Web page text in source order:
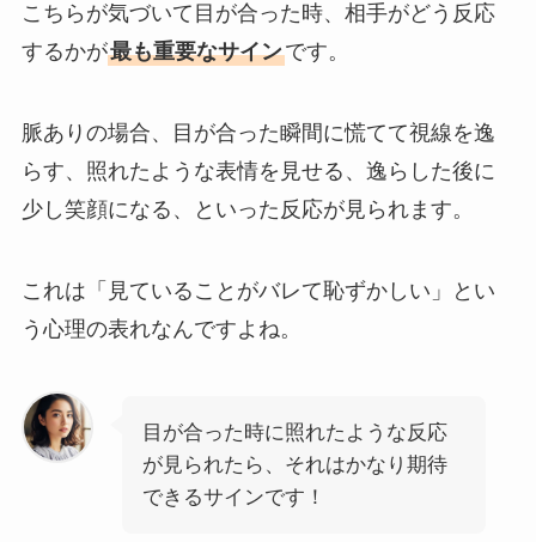
こちらが気づいて目が合った時、相手がどう反応
するかが最も重要なサインです。
脈ありの場合、目が合った瞬間に慌てて視線を逸
らす、照れたような表情を見せる、逸らした後に
少し笑顔になる、といった反応が見られます。
これは「見ていることがバレて恥ずかしい」とい
う心理の表れなんですよね。
目が合った時に照れたような反応
が見られたら、それはかなり期待
できるサインです！